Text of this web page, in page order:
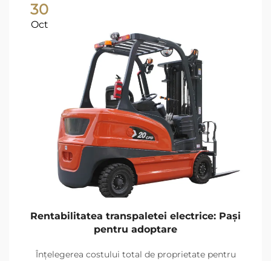
30
Oct
Rentabilitatea transpaletei electrice: Pași
pentru adoptare
Înțelegerea costului total de proprietate pentru